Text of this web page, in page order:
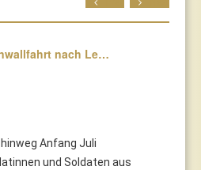
nach Le…
Anfang Juli
und Soldaten aus